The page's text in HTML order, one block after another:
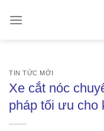
TIN TỨC MỚI
Xe cắt nóc
pháp tối ưu cho